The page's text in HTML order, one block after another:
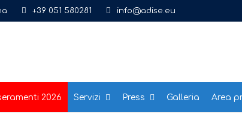
+39 051 580281 info@adise.eu
2026 Servizi Press Galleria Area